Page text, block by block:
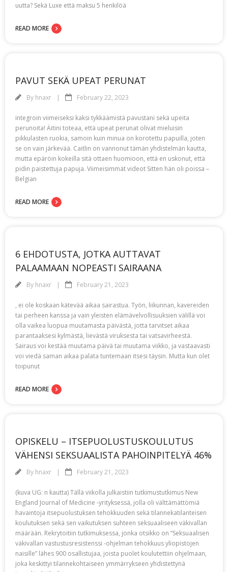
uutta? Sekä Luxe että maksu 5 henkilöä
READ MORE
PAVUT SEKÄ UPEAT PERUNAT
By hnaxr February 22, 2023
integroin viimeiseksi kaksi tykkäämistä pavustani sekä upeita
perunoita! Äitini toteaa, että upeat perunat olivat mieluisin
pikkulasten ruokia, samoin kuin minua on korotettu papuilla, joten
se on vain järkevää. Caitlin on vannonut tämän yhdistelmän kautta,
mutta epäröin kokeilla sitä ottaen huomioon, että en uskonut, että
pidin paistettuja papuja. Viimeisimmät videot Sitten hän oli poissa –
Belgian
READ MORE
6 EHDOTUSTA, JOTKA AUTTAVAT
PALAAMAAN NOPEASTI SAIRAANA
By hnaxr February 21, 2023
, ei ole koskaan kätevää aikaa sairastua. Työn, liikunnan, kavereiden
tai perheen kanssa ja vain yleisten elämävelvollisuuksien välillä voi
olla vaikea luopua muutamasta päivästä, jotta tarvitset aikaa
parantaaksesi kylmästä, lievästä viruksesta tai vatsavirheestä.
Sairaus voi kestää muutama päivä tai muutama viikko, ja vastaavasti
voi viedä saman aikaa palata tuntemaan itsesi täysin. Mutta kun olet
toipunut
READ MORE
OPISKELU – ITSEPUOLUSTUSKOULUTUS
VÄHENSI SEKSUAALISTA PAHOINPITELYÄ 46%
By hnaxr February 21, 2023
(kuva UG: n kautta) Tällä viikolla julkaistiin tutkimustutkimus New
England Journal of Medicine -yrityksessä, jolla oli välttämättömiä
havaintoja itsepuolustuksen tehokkuuden sekä tilannekatilanteisen
koulutuksen sekä sen vaikutuksen suhteen seksuaaliseen väkivallan
määrään. Rekrytoitiin tutkimuksessa, jonka otsikko on ”Seksuaalisen
väkivallan vastustusresistenssi -ohjelman tehokkuus yliopistojen
naisille” lähes 900 osallistujaa, joista puolet koulutettiin ohjelmaan,
joka keskittyi tilannekohtaiseen ymmärrykseen yhdistettynä